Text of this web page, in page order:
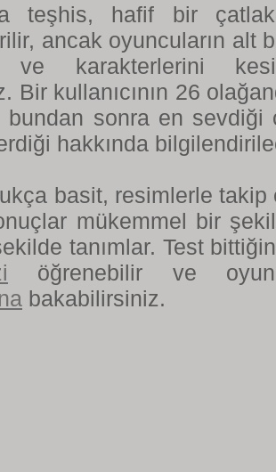
teşhis, hafif bir çatlak
ancak oyuncuların alt
ve karakterlerini
Bir kullanıcının 26
bundan sonra en sevdiği
hakkında
basit, resimlerle takip
mükemmel bir
tanımlar. Test
öğrenebilir ve
bakabilirsiniz.